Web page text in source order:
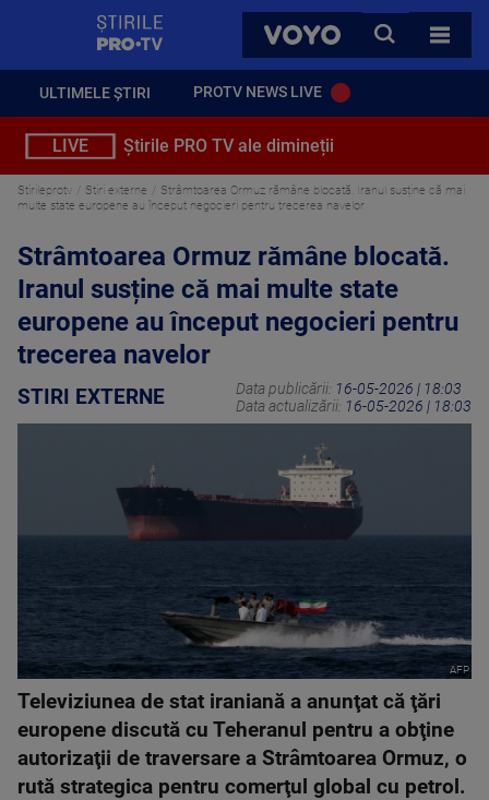
VOYO
CAUTA
TOATE
ULTIMELE ȘTIRI PROTV NEWS LIVE
LIVE Știrile PRO TV ale dimineții
Stirileprotv Stiri externe
Strâmtoarea Ormuz rămâne blocată. Iranul susține că mai
multe state europene au început negocieri pentru trecerea navelor
Strâmtoarea Ormuz rămâne blocată.
Iranul susține că mai multe state
europene au început negocieri pentru
trecerea navelor
STIRI EXTERNE Data publicării: 16-05-2026 | 18:03
Data actualizării: 16-05-2026 | 18:03
AFP
Televiziunea de stat iraniană a anunţat că ţări
europene discută cu Teheranul pentru a obţine
autorizaţii de traversare a Strâmtoarea Ormuz, o
rută strategica pentru comerţul global cu petrol.